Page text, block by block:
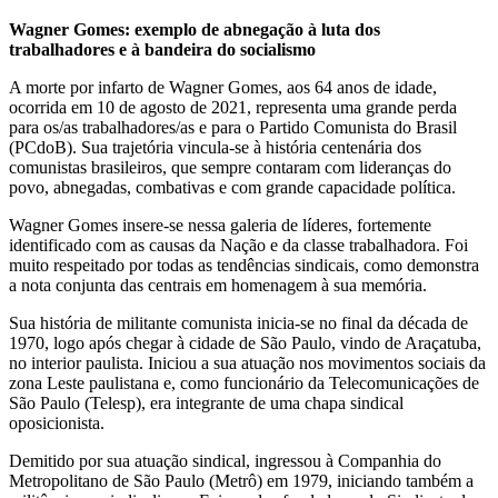
Wagner Gomes: exemplo de abnegação à luta dos
trabalhadores e à bandeira do socialismo
A morte por infarto de Wagner Gomes, aos 64 anos de idade,
ocorrida em 10 de agosto de 2021, representa uma grande perda
para os/as trabalhadores/as e para o Partido Comunista do Brasil
(PCdoB). Sua trajetória vincula-se à história centenária dos
comunistas brasileiros, que sempre contaram com lideranças do
povo, abnegadas, combativas e com grande capacidade política.
Wagner Gomes insere-se nessa galeria de líderes, fortemente
identificado com as causas da Nação e da classe trabalhadora. Foi
muito respeitado por todas as tendências sindicais, como demonstra
a nota conjunta das centrais em homenagem à sua memória.
Sua história de militante comunista inicia-se no final da década de
1970, logo após chegar à cidade de São Paulo, vindo de Araçatuba,
no interior paulista. Iniciou a sua atuação nos movimentos sociais da
zona Leste paulistana e, como funcionário da Telecomunicações de
São Paulo (Telesp), era integrante de uma chapa sindical
oposicionista.
Demitido por sua atuação sindical, ingressou à Companhia do
Metropolitano de São Paulo (Metrô) em 1979, iniciando também a